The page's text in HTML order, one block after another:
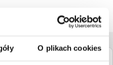
O plikach cookies